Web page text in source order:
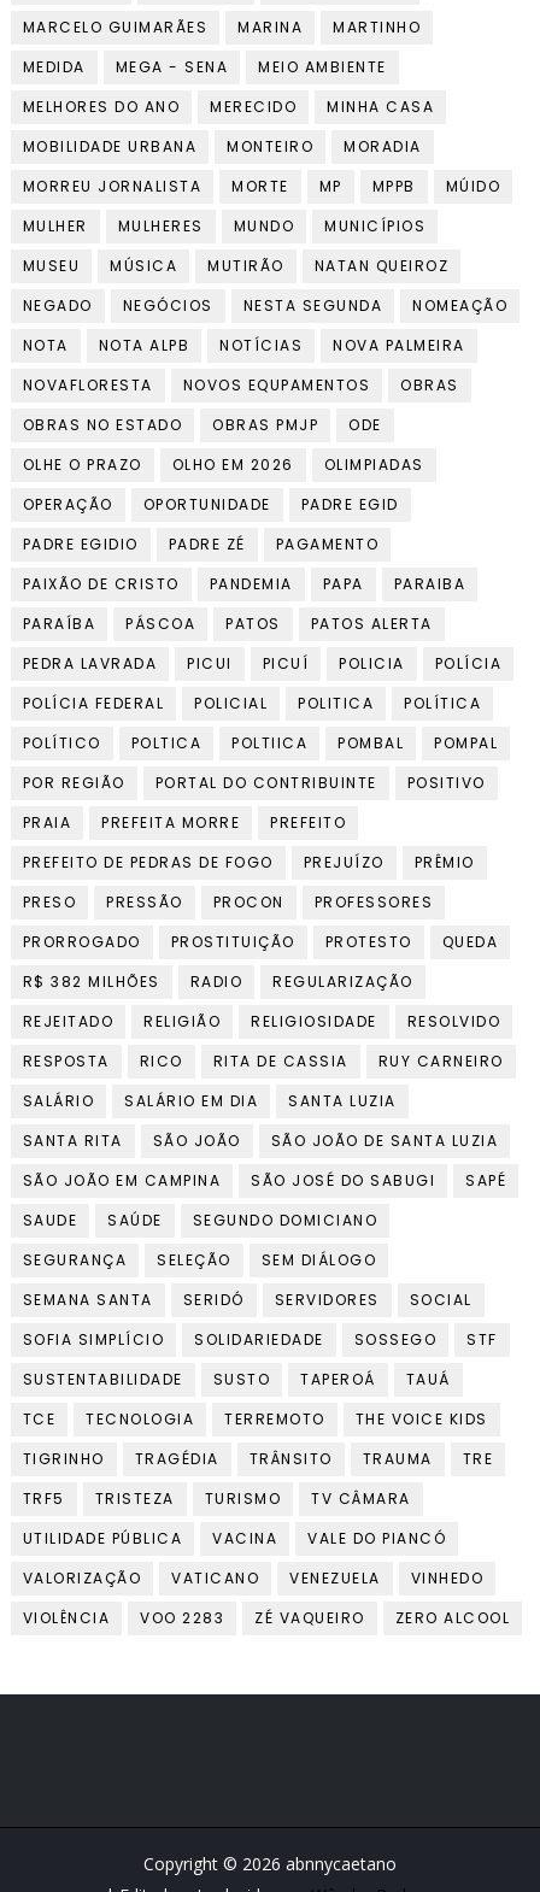
MARCELO GUIMARÃES
MARINA
MARTINHO
MEDIDA
MEGA - SENA
MEIO AMBIENTE
MELHORES DO ANO
MERECIDO
MINHA CASA
MOBILIDADE URBANA
MONTEIRO
MORADIA
MORREU JORNALISTA
MORTE MP MPPB
MÚIDO
MULHER
MULHERES MUNDO
MUNICÍPIOS
MUSEU
MÚSICA MUTIRÃO
NATAN QUEIROZ
NEGADO
NEGÓCIOS NESTA SEGUNDA
NOMEAÇÃO
NOTA
NOTA ALPB NOTÍCIAS
NOVA PALMEIRA
NOVAFLORESTA
NOVOS EQUPAMENTOS
OBRAS
OBRAS NO ESTADO
OBRAS PMJP
ODE
OLHE O PRAZO
OLHO EM 2026
OLIMPIADAS
OPERAÇÃO
OPORTUNIDADE
PADRE EGID
PADRE EGIDIO
PADRE ZÉ
PAGAMENTO
PAIXÃO DE CRISTO
PANDEMIA PAPA
PARAIBA
PARAÍBA
PÁSCOA PATOS
PATOS ALERTA
PEDRA LAVRADA
PICUI PICUÍ POLICIA
POLÍCIA
POLÍCIA FEDERAL
POLICIAL POLITICA
POLÍTICA
POLÍTICO
POLTICA POLTIICA POMBAL
POMPAL
POR REGIÃO
PORTAL DO CONTRIBUINTE
POSITIVO
PRAIA
PREFEITA MORRE
PREFEITO
PREFEITO DE PEDRAS DE FOGO
PREJUÍZO
PRÊMIO
PRESO
PRESSÃO PROCON
PROFESSORES
PRORROGADO
PROSTITUIÇÃO PROTESTO
QUEDA
R$ 382 MILHÕES
RADIO
REGULARIZAÇÃO
REJEITADO
RELIGIÃO RELIGIOSIDADE
RESOLVIDO
RESPOSTA
RICO RITA DE CASSIA
RUY CARNEIRO
SALÁRIO
SALÁRIO EM DIA
SANTA LUZIA
SANTA RITA
SÃO JOÃO
SÃO JOÃO DE SANTA LUZIA
SÃO JOÃO EM CAMPINA
SÃO JOSÉ DO SABUGI
SAPÉ
SAUDE
SAÚDE
SEGUNDO DOMICIANO
SEGURANÇA
SELEÇÃO
SEM DIÁLOGO
SEMANA SANTA
SERIDÓ SERVIDORES
SOCIAL
SOFIA SIMPLÍCIO
SOLIDARIEDADE SOSSEGO
STF
SUSTENTABILIDADE
SUSTO TAPEROÁ
TAUÁ
TCE
TECNOLOGIA TERREMOTO
THE VOICE KIDS
TIGRINHO
TRAGÉDIA TRÂNSITO TRAUMA
TRE
TRF5
TRISTEZA TURISMO
TV CÂMARA
UTILIDADE PÚBLICA
VACINA
VALE DO PIANCÓ
VALORIZAÇÃO
VATICANO VENEZUELA
VINHEDO
VIOLÊNCIA
VOO 2283 ZÉ VAQUEIRO ZERO ALCOOL
Copyright © 2026 abnnycaetano